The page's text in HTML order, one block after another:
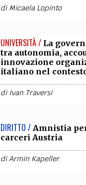
diMicaela Lopinto
UNIVERSITÀ / La
tra autonomia,
innovazione
italiano nel
di Ivan Traversi
DIRITTO / Amnistia
carceri Austria
diArmin Kapeller